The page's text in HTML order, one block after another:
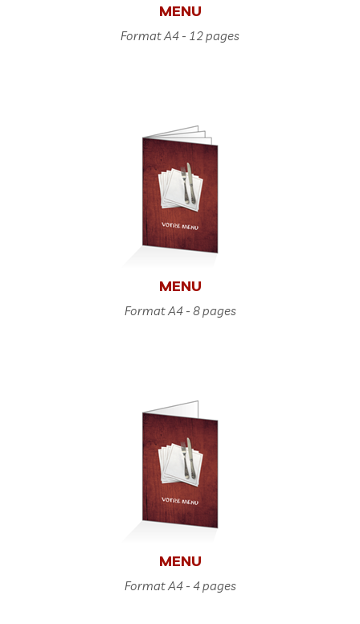
MENU
Format A4 - 12 pages
MENU
Format A4 - 8 pages
MENU
Format A4 - 4 pages